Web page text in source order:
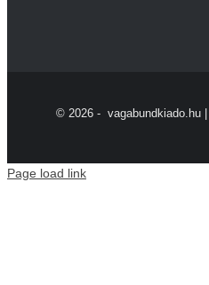
© 2026 -
Page load link